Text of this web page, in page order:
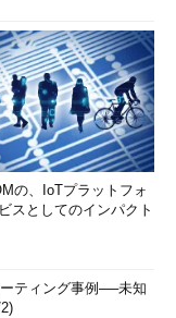
の、IoTプラットフォ
スとしてのインパクト
ティング事例──未知